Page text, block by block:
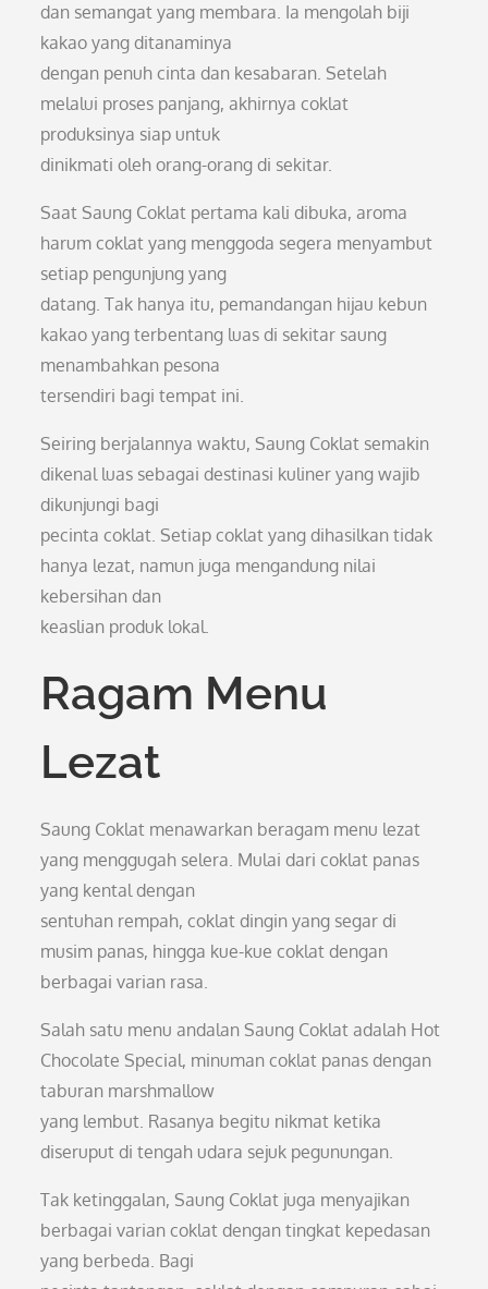
dan semangat yang membara. Ia mengolah biji
kakao yang ditanaminya
dengan penuh cinta dan kesabaran. Setelah
melalui proses panjang, akhirnya coklat
produksinya siap untuk
dinikmati oleh orang-orang di sekitar.
Saat Saung Coklat pertama kali dibuka, aroma
harum coklat yang menggoda segera menyambut
setiap pengunjung yang
datang. Tak hanya itu, pemandangan hijau kebun
kakao yang terbentang luas di sekitar saung
menambahkan pesona
tersendiri bagi tempat ini.
Seiring berjalannya waktu, Saung Coklat semakin
dikenal luas sebagai destinasi kuliner yang wajib
dikunjungi bagi
pecinta coklat. Setiap coklat yang dihasilkan tidak
hanya lezat, namun juga mengandung nilai
kebersihan dan
keaslian produk lokal.
Ragam Menu
Lezat
Saung Coklat menawarkan beragam menu lezat
yang menggugah selera. Mulai dari coklat panas
yang kental dengan
sentuhan rempah, coklat dingin yang segar di
musim panas, hingga kue-kue coklat dengan
berbagai varian rasa.
Salah satu menu andalan Saung Coklat adalah Hot
Chocolate Special, minuman coklat panas dengan
taburan marshmallow
yang lembut. Rasanya begitu nikmat ketika
diseruput di tengah udara sejuk pegunungan.
Tak ketinggalan, Saung Coklat juga menyajikan
berbagai varian coklat dengan tingkat kepedasan
yang berbeda. Bagi